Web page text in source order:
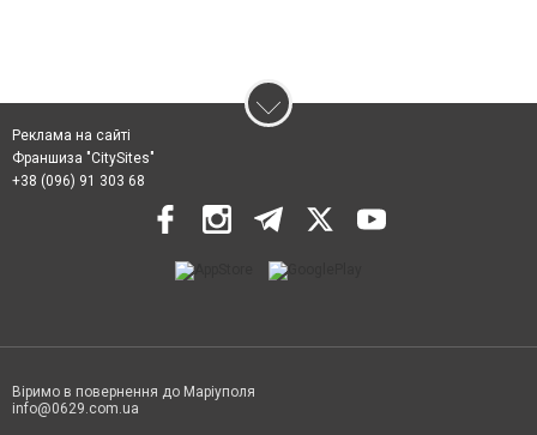
Реклама на сайті
Франшиза "CitySites"
+38 (096) 91 303 68
Віримо в повернення до Маріуполя
info@0629.com.ua